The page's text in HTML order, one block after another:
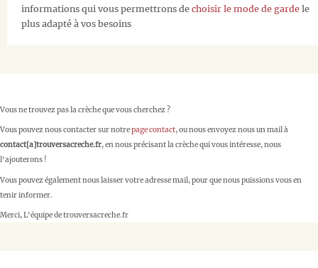
informations qui vous permettrons de choisir le mode de garde le
plus adapté à vos besoins
Vous ne trouvez pas la crèche que vous cherchez ?
Vous pouvez nous contacter sur notrepage contact, ou nous envoyez nous un mail à
contact[a]trouversacreche.fr, en nous précisant la crèche qui vous intéresse, nous
l'ajouterons !
Vous pouvez également nous laisser votre adresse mail, pour que nous puissions vous en
tenir informer.
Merci, L'équipe de trouversacreche.fr